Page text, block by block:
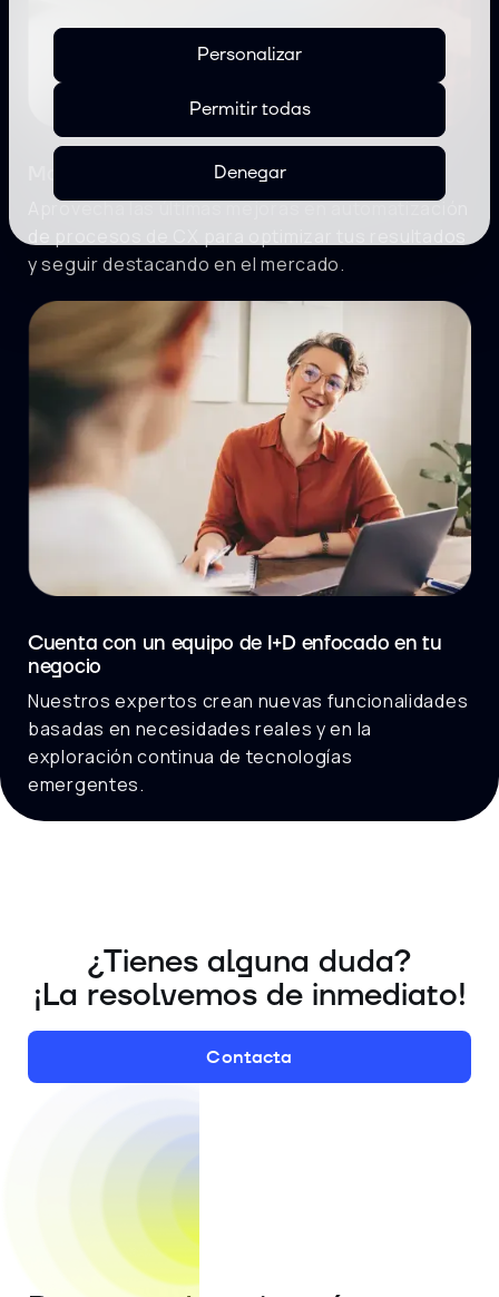
Permitir todas
Personalizar
Denegar
Mantente a la vanguardia del sector
Aprovecha las últimas mejoras en automatización
y seguir destacando en el mercado.
Cuenta con un equipo de I+D enfocado en tu
negocio
Nuestros expertos crean nuevas funcionalidades
basadas en necesidades reales y en la
exploración continua de tecnologías
emergentes.
¿Tienes alguna duda?
¡La resolvemos de inmediato!
Contacta